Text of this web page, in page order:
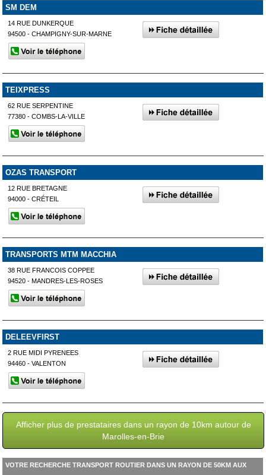
SM DEM
14 RUE DUNKERQUE
94500 - CHAMPIGNY-SUR-MARNE
TEIXPRESS
62 RUE SERPENTINE
77380 - COMBS-LA-VILLE
OZAS TRANSPORT
12 RUE BRETAGNE
94000 - CRÉTEIL
TRANSPORTS MTM MACCHIA
38 RUE FRANCOIS COPPEE
94520 - MANDRES-LES-ROSES
DELEEVFIRST
2 RUE MIDI PYRENEES
94460 - VALENTON
Afficher plus de prestataires dans un rayon de 10km autour de
Marolles-en-Brie
VOTRE RECHERCHE TRANSPORT ROUTIER DANS UN RAYON DE 50KM AUX